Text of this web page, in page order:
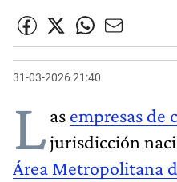
31-03-2026 21:40
Las empresas de
jurisdicción
Área Metropolitana